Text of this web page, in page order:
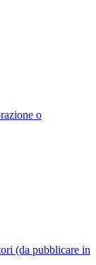
o
(da pubblicare in